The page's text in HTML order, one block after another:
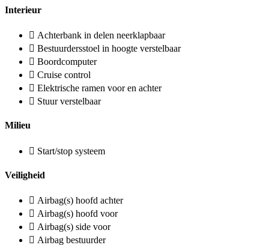
Interieur
Achterbank in delen neerklapbaar
Bestuurdersstoel in hoogte verstelbaar
Boordcomputer
Cruise control
Elektrische ramen voor en achter
Stuur verstelbaar
Milieu
Start/stop systeem
Veiligheid
Airbag(s) hoofd achter
Airbag(s) hoofd voor
Airbag(s) side voor
Airbag bestuurder